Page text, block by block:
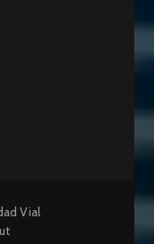
Vial